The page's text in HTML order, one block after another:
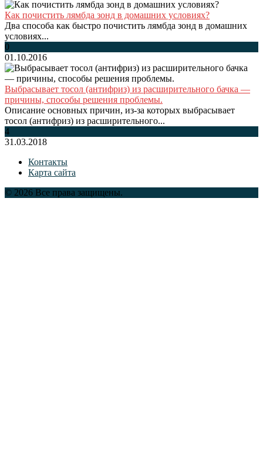
Как почистить лямбда зонд в домашних условиях?
Два способа как быстро почистить лямбда зонд в домашних
условиях...
0
01.10.2016
Выбрасывает тосол (антифриз) из расширительного бачка —
причины, способы решения проблемы.
Описание основных причин, из-за которых выбрасывает
тосол (антифриз) из расширительного...
4
31.03.2018
Контакты
Карта сайта
© 2026 Все права защищены.